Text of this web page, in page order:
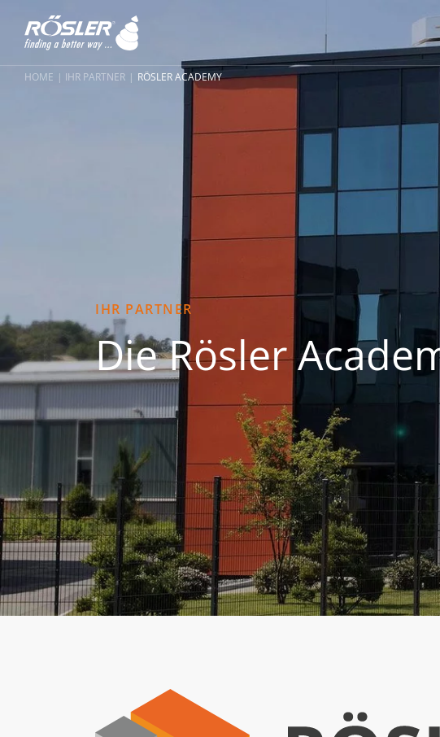
HOME IHR PARTNER RÖSLER ACADEMY
IHR PARTNER
Die Rösler